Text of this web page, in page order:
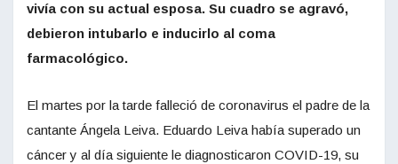
vivía con su actual esposa. Su cuadro se agravó,
debieron intubarlo e inducirlo al coma
farmacológico.
El martes por la tarde falleció de coronavirus el padre de la
cantante Ángela Leiva. Eduardo Leiva había superado un
cáncer y al día siguiente le diagnosticaron COVID-19, su